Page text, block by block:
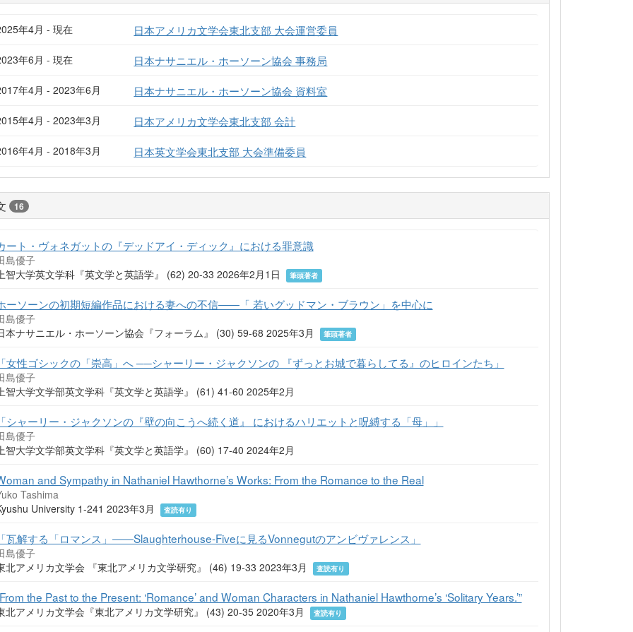
年4月 - 現在 日本アメリカ文学会東北支部 大会運営委員
年6月 - 現在 日本ナサニエル・ホーソーン協会 事務局
年4月 - 2023年6月 日本ナサニエル・ホーソーン協会 資料室
年4月 - 2023年3月 日本アメリカ文学会東北支部 会計
年4月 - 2018年3月 日本英文学会東北支部 大会準備委員
16
ート・ヴォネガットの『デッドアイ・ディック』における罪意識
島優子
智大学英文学科『英文学と英語学』 (62) 20-33 2026年2月1日
筆頭著者
ーソーンの初期短編作品における妻への不信――「 若いグッドマン・ブラウン」を中心に
島優子
本ナサニエル・ホーソーン協会『フォーラム』 (30) 59-68 2025年3月
筆頭著者
女性ゴシックの「崇高」へ ──シャーリー・ジャクソンの 『ずっとお城で暮らしてる』のヒロインたち」
島優子
智大学文学部英文学科『英文学と英語学』 (61) 41-60 2025年2月
シャーリー・ジャクソンの『壁の向こうへ続く道』 におけるハリエットと呪縛する「母」」
島優子
智大学文学部英文学科『英文学と英語学』 (60) 17-40 2024年2月
and Sympathy in Nathaniel Hawthorne’s Works: From the Romance to the Real
Tashima
University 1-241 2023年3月
査読有り
瓦解する「ロマンス」――Slaughterhouse-Fiveに見るVonnegutのアンビヴァレンス」
島優子
北アメリカ文学会 『東北アメリカ文学研究』 (46) 19-33 2023年3月
査読有り
the Past to the Present: ‘Romance’ and Woman Characters in Nathaniel Hawthorne’s ‘Solitary Years.’”
北アメリカ文学会『東北アメリカ文学研究』 (43) 20-35 2020年3月 査読有り